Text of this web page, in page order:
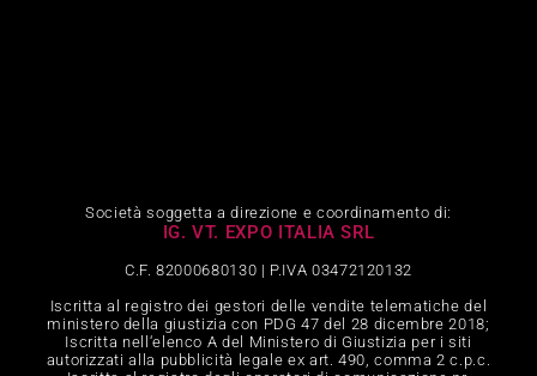
Società soggetta a direzione e coordinamento di:
IG. VT. EXPO ITALIA SRL
C.F. 82000680130 | P.IVA 03472120132
Iscritta al registro dei gestori delle vendite telematiche del
ministero della giustizia con PDG 47 del 28 dicembre 2018;
Iscritta nell‘elenco A del Ministero di Giustizia per i siti
autorizzati alla pubblicità legale ex art. 490, comma 2 c.p.c.